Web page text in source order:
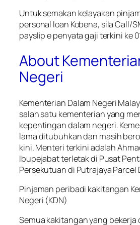
Untuk semakan kelayakan
personal loan Kobena, sila Call/
payslip e penyata gaji terkini ke
About
Negeri
Kementerian Dalam Negeri
salah satu kementerian yang
kepentingan dalam negeri.
lama ditubuhkan dan masih
kini. Menteri terkini adalah
Ibupejabat terletak di Pusat
Persekutuan di Putrajaya Parcel
Pinjaman peribadi kakitangan
Negeri (KDN)
Semua kakitangan yang bekerja